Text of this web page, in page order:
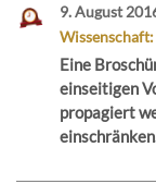
9. August
Eine
einseitigen
propagiert